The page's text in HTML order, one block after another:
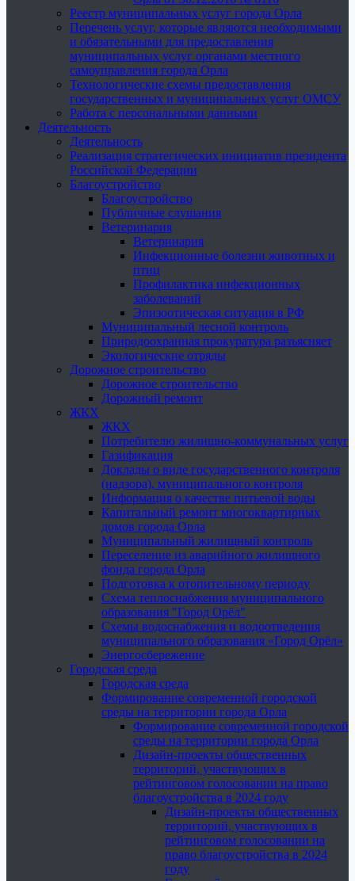
Реестр муниципальных услуг города Орла
Перечень услуг, которые являются необходимыми
и обязательными для предоставления
муниципальных услуг органами местного
самоуправления города Орла
Технологические схемы предоставления
государственных и муниципальных услуг ОМСУ
Работа с персональными данными
Деятельность
Деятельность
Реализация стратегических инициатив президента
Российской Федерации
Благоустройство
Благоустройство
Публичные слушания
Ветеринария
Ветеринария
Инфекционные болезни животных и
птиц
Профилактика инфекционных
заболеваний
Эпизоотическая ситуация в РФ
Муниципальный лесной контроль
Природоохранная прокуратура разъясняет
Экологические отряды
Дорожное строительство
Дорожное строительство
Дорожный ремонт
ЖКХ
ЖКХ
Потребителю жилищно-коммунальных услуг
Газификация
Доклады о виде государственного контроля
(надзора), муниципального контроля
Информация о качестве питьевой воды
Капитальный ремонт многоквартирных
домов города Орла
Муниципальный жилищный контроль
Переселение из аварийного жилищного
фонда города Орла
Подготовка к отопительному периоду
Схема теплоснабжения муниципального
образования "Город Орёл"
Схемы водоснабжения и водоотведения
муниципального образования «Город Орёл»
Энергосбережение
Городская среда
Городская среда
Формирование современной городской
среды на территории города Орла
Формирование современной городской
среды на территории города Орла
Дизайн-проекты общественных
территорий, участвующих в
рейтинговом голосовании на право
благоустройства в 2024 году
Дизайн-проекты общественных
территорий, участвующих в
рейтинговом голосовании на
право благоустройства в 2024
году